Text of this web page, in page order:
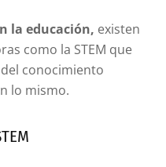
la educación, existen
como la STEM que
conocimiento
lo mismo.